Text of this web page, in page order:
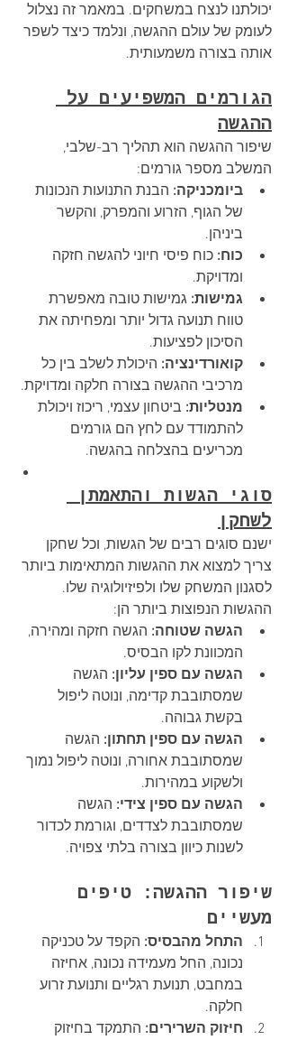
יכולתנו לנצח במשחקים. במאמר זה נצלול
לעומק של עולם ההגשה, ונלמד כיצד לשפר
אותה בצורה משמעותית.
הגורמים המשפיעים על
ההגשה
שיפור ההגשה הוא תהליך רב-שלבי,
המשלב מספר גורמים:
ביומכניקה: הבנת התנועות הנכונות
של הגוף, הזרוע והמפרק, והקשר
ביניהן.
כוח: כוח פיסי חיוני להגשה חזקה
ומדויקת.
גמישות: גמישות טובה מאפשרת
טווח תנועה גדול יותר ומפחיתה את
הסיכון לפציעות.
קואורדינציה: היכולת לשלב בין כל
מרכיבי ההגשה בצורה חלקה ומדויקת.
מנטליות: ביטחון עצמי, ריכוז ויכולת
להתמודד עם לחץ הם גורמים
מכריעים בהצלחה בהגשה.
סוגי הגשות והתאמתן
לשחקן
ישנם סוגים רבים של הגשות, וכל שחקן
צריך למצוא את ההגשות המתאימות ביותר
לסגנון המשחק שלו ולפיזיולוגיה שלו.
ההגשות הנפוצות ביותר הן:
הגשה שטוחה: הגשה חזקה ומהירה,
המכוונת לקו הבסיס.
הגשה עם ספין עליון: הגשה
שמסתובבת קדימה, ונוטה ליפול
בקשת גבוהה.
הגשה עם ספין תחתון: הגשה
שמסתובבת אחורה, ונוטה ליפול נמוך
ולשקוע במהירות.
הגשה עם ספין צידי: הגשה
שמסתובבת לצדדים, וגורמת לכדור
לשנות כיוון בצורה בלתי צפויה.
שיפור ההגשה: טיפים
מעשיים
התחל מהבסיס: הקפד על טכניקה
נכונה, החל מעמידה נכונה, אחיזה
במחבט, תנועת רגליים ותנועת זרוע
חלקה.
חיזוק השרירים: התמקד בחיזוק